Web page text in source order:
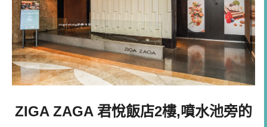
ZIGA ZAGA 君悅飯店2樓,噴水池旁的